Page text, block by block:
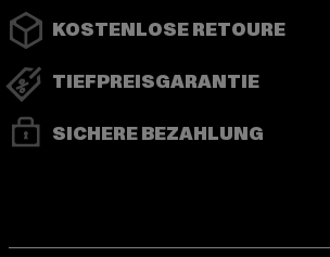
KOSTENLOSE RETOURE
TIEFPREISGARANTIE
SICHERE BEZAHLUNG